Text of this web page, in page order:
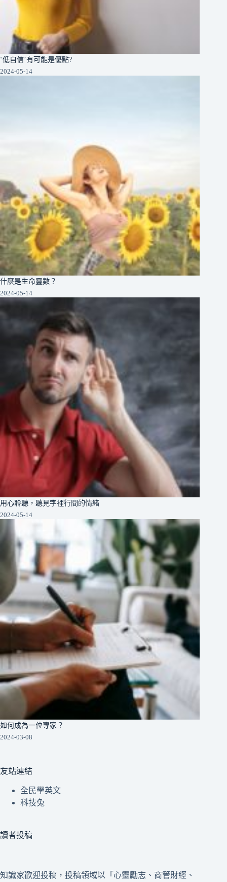
‘低自信’有可能是優點?
2024-05-14
什麼是生命靈數？
2024-05-14
用心聆聽，聽見字裡行間的情緒
2024-05-14
如何成為一位專家？
2024-03-08
友站連結
全民學英文
科技兔
讀者投稿
知識家歡迎投稿，投稿領域以「心靈勵志、商管財經、